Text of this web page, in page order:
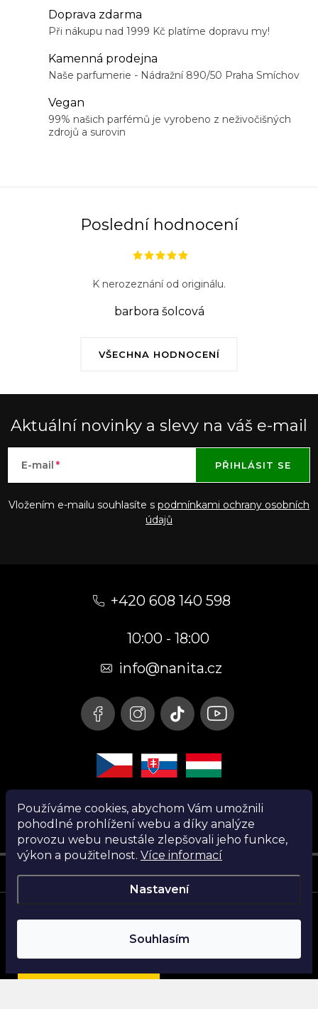
Používáme cookies, abychom Vám umožnili
pohodlné prohlížení webu a díky analýze
provozu webu neustále zlepšovali jeho funkce,
výkon a použitelnost. Více informací
Nastavení
Souhlasím
Doprava zdarma
Při nákupu nad 1999 Kč platíme dopravu my!
Kamenná prodejna
Naše parfumerie - Nádražní 890/50 Praha Smíchov
Vegan
99% našich parfémů je vyrobeno z neživočišných
zdrojů a surovin
Poslední hodnocení
VŠECHNA HODNOCENÍ
K nerozeznání od originálu.
barbora šolcová
Aktuální novinky a slevy na váš e-mail
E-mail
Vložením e-mailu souhlasíte s podmínkami ochrany osobních
údajů
PŘIHLÁSIT SE
+420 608 140 598
10:00 - 18:00
info@nanita.cz
Instagram
Copyright 2026Nanita.cz. Všechna práva vyhrazena.
Najdi si parfém